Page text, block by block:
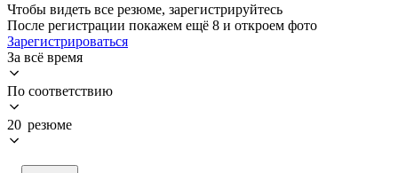
Чтобы видеть все резюме, зарегистрируйтесь
После регистрации покажем ещё 8 и откроем фото
Зарегистрироваться
За всё время
По соответствию
20 резюме